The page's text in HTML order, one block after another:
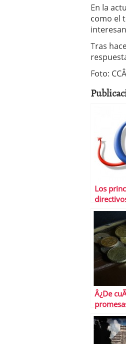
En la
como el
Tras
Foto: CCÂ
Los
Â¿De
una